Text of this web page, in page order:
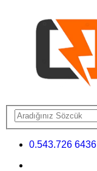
0.543.726 6436